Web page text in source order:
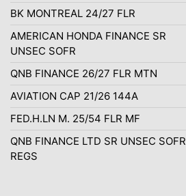
BK MONTREAL 24/27 FLR
AMERICAN HONDA FINANCE SR
UNSEC SOFR
QNB FINANCE 26/27 FLR MTN
AVIATION CAP 21/26 144A
FED.H.LN M. 25/54 FLR MF
QNB FINANCE LTD SR UNSEC SOFR
REGS